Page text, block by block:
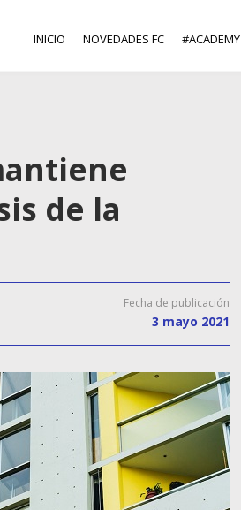
INICIO NOVEDADES FC #ACADEMY
de la
Fecha de publicación
3 mayo 2021